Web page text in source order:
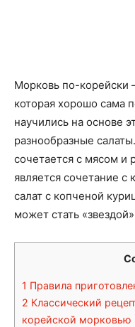
Морковь по-корейски
которая хорошо сама
научились на основе
разнообразные
сочетается с мясом и
является сочетание
салат с копченой
может стать
1 Правила
2 Классический
корейской морковью